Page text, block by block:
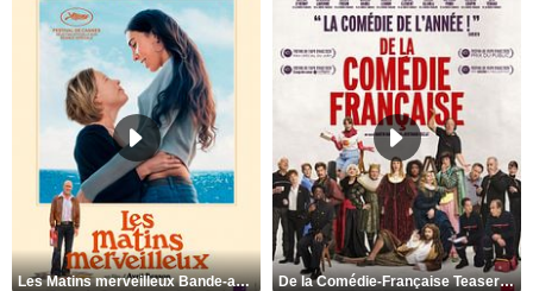
Les Matins merveilleux Bande-annonce VF De la Comédie-Française Teaser VF